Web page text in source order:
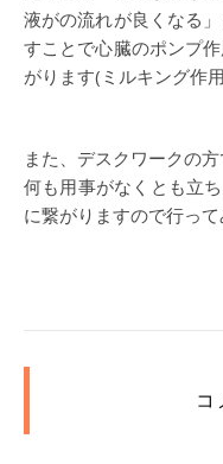
液がの流れが良くなる
すことで心臓のポンプ
がります(ミルキング作用
また、デスクワークの
何も用事がなくとも立
に繋がりますので行って
コ